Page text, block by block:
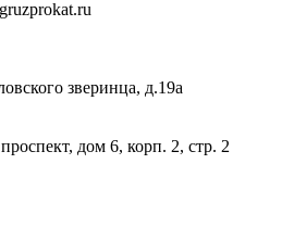
зверинца, д.19а
дом 6, корп. 2, стр. 2